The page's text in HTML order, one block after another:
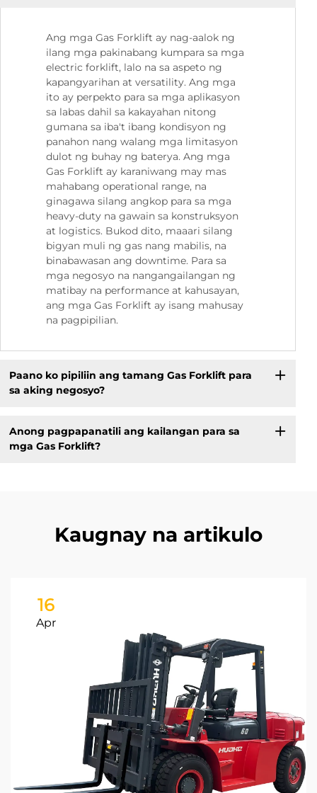
Ang mga Gas Forklift ay nag-aalok ng
ilang mga pakinabang kumpara sa mga
electric forklift, lalo na sa aspeto ng
kapangyarihan at versatility. Ang mga
ito ay perpekto para sa mga aplikasyon
sa labas dahil sa kakayahan nitong
gumana sa iba't ibang kondisyon ng
panahon nang walang mga limitasyon
dulot ng buhay ng baterya. Ang mga
Gas Forklift ay karaniwang may mas
mahabang operational range, na
ginagawa silang angkop para sa mga
heavy-duty na gawain sa konstruksyon
at logistics. Bukod dito, maaari silang
bigyan muli ng gas nang mabilis, na
binabawasan ang downtime. Para sa
mga negosyo na nangangailangan ng
matibay na performance at kahusayan,
ang mga Gas Forklift ay isang mahusay
na pagpipilian.
Paano ko pipiliin ang tamang Gas Forklift para
sa aking negosyo?
Anong pagpapanatili ang kailangan para sa
mga Gas Forklift?
Kaugnay na artikulo
16
Apr